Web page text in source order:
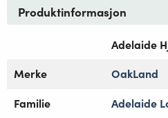
Produktinformasjon
Adelaide
Merke
OakLand
Familie
Adelaide